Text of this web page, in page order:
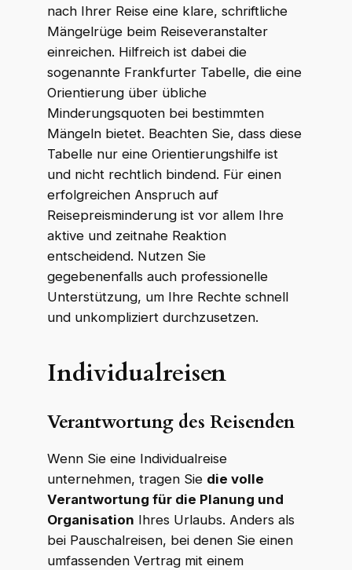
nach Ihrer Reise eine klare, schriftliche
Mängelrüge beim Reiseveranstalter
einreichen. Hilfreich ist dabei die
sogenannte Frankfurter Tabelle, die eine
Orientierung über übliche
Minderungsquoten bei bestimmten
Mängeln bietet. Beachten Sie, dass diese
Tabelle nur eine Orientierungshilfe ist
und nicht rechtlich bindend. Für einen
erfolgreichen Anspruch auf
Reisepreisminderung ist vor allem Ihre
aktive und zeitnahe Reaktion
entscheidend. Nutzen Sie
gegebenenfalls auch professionelle
Unterstützung, um Ihre Rechte schnell
und unkompliziert durchzusetzen.
Individualreisen
Verantwortung des Reisenden
Wenn Sie eine Individualreise
unternehmen, tragen Sie die volle
Verantwortung für die Planung und
Organisation Ihres Urlaubs. Anders als
bei Pauschalreisen, bei denen Sie einen
umfassenden Vertrag mit einem